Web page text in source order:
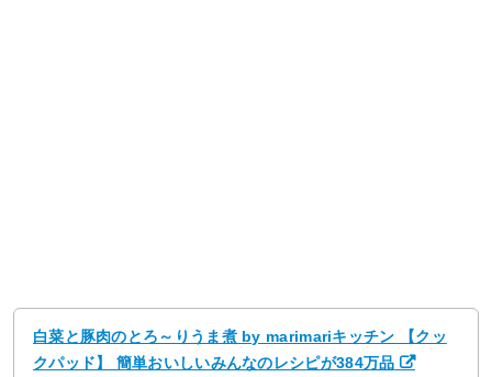
白菜と豚肉のとろ～りうま煮 by marimariキッチン 【クッ
クパッド】 簡単おいしいみんなのレシピが384万品